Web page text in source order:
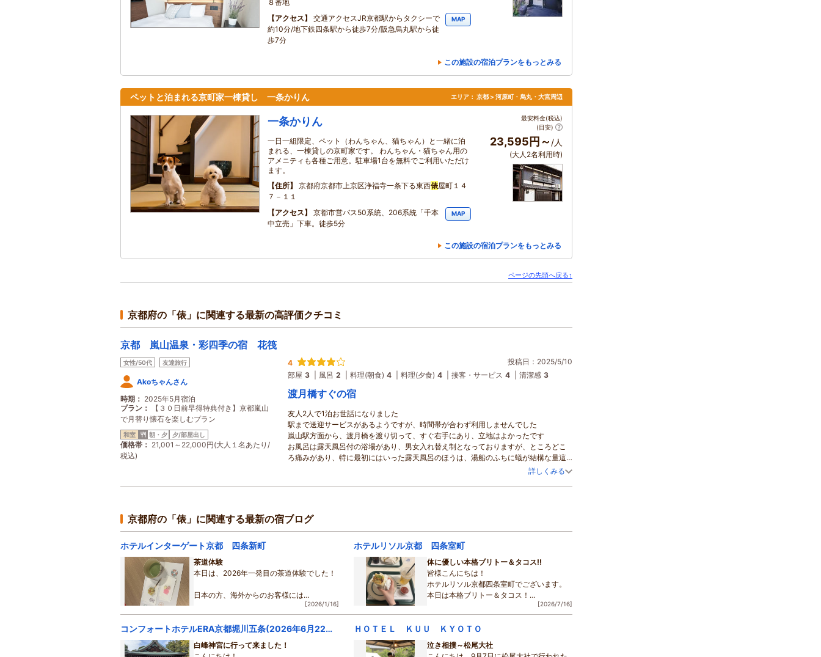
８番地
アクセス
交通アクセスJR京都駅からタクシーで
約10分/地下鉄四条駅から徒歩7分/阪急烏丸駅から徒
歩7分
MAP
この施設の宿泊プランをもっとみる
ペットと泊まれる京町家一棟貸し 一条かりん エリア： 京都 > 河原町・烏丸・大宮周辺
一条かりん
一日一組限定、ペット（わんちゃん、猫ちゃん）と一緒に泊
まれる、一棟貸しの京町家です。 わんちゃん・猫ちゃん用の
アメニティも各種ご用意。駐車場1台を無料でご利用いただけ
ます。
住所
京都府京都市上京区浄福寺一条下る東西俵屋町１４
７－１１
アクセス
京都市営バス50系統、206系統「千本
中立売」下車。徒歩5分
MAP
最安料金(税込)
(目安)
23,595円～ /人
(大人2名利用時)
この施設の宿泊プランをもっとみる
ページの先頭へ戻る↑
京都府の「俵」に関連する最新の高評価クチコミ
京都 嵐山温泉・彩四季の宿 花筏
女性/50代 友達旅行
Akoちゃんさん
時期
2025年5月宿泊
プラン
【３０日前早得特典付き】京都嵐山
で月替り懐石を楽しむプラン
和室 朝・夕 夕/部屋出し
価格帯
21,001～22,000円(大人１名あたり/
税込)
4
投稿日：2025/5/10
部屋 3 風呂 2 料理(朝食) 4 料理(夕食) 4 接客・サービス 4 清潔感 3
渡月橋すぐの宿
友人2人で1泊お世話になりました
駅まで送迎サービスがあるようですが、時間帯が合わず利用しませんでした
嵐山駅方面から、渡月橋を渡り切って、すぐ右手にあり、立地はよかったです
お風呂は露天風呂付の浴場があり、男女入れ替え制となっておりますが、ところどこ
ろ痛みがあり、特に最初にはいった露天風呂のほうは、湯船のふちに蟻が結構な量這
っていて、さすがにすぐ出てきてしまいました(笑)そのためちょっと評価を下げさせて
ただ、後から増築したためか、行くまでの道順が少々複雑でした
洗い場や脱衣所が狭いので、私たちは混雑してない日程で宿泊したので大丈夫でした
が、満室だと厳しいかもしれません
ウエルカムサービスに、お茶とわらび餅をいただいたのですが、そのわらび餅がトロ
っとしてとてもおいしく、聞けばすぐ隣の店舗で販売してるとの事で、お土産に購入
しました
食事は朝、夕とてもおいしく、完食しました
型のおにぎり（鮭、ヒジキのまぶしたもの）を用意してくれて、それもお
いしかったです
が、立地とサービスを考えると、料金はリーズナブルで総体的に満足できるお宿です
あと一つ、浴衣より作務衣だとよかったなと思いました
でも、浴衣はもう１着ずつ後から持ってきてくれたり、バスタオルも２枚ずつ用意さ
詳しくみる
京都府の「俵」に関連する最新の宿ブログ
ホテルインターゲート京都 四条新町
茶道体験
本日は、2026年一発目の茶道体験でした！
日本の方、海外からのお客様には
赤ちゃんもご一緒にお楽しみいただけとて
も嬉しいです☆
やはり自分で点てるお抹茶は格別で貴重な
体験ですね♪
[2026/1/16]
ホテルリソル京都 四条室町
体に優しい本格ブリトー＆タコス!!
皆様こんにちは！
ホテルリソル京都四条室町でございます。
本日は本格ブリトー＆タコス！
「SIESTA（シエスタ）」さんをご紹介しま
す
阪急 京都河原町駅11番出口から徒歩２分の
[2026/7/16]
コンフォートホテルERA京都堀川五条(2026年6月22日リニューアル)
白峰神宮に行って来ました！
ＨＯＴＥＬ ＫＵＵ ＫＹＯＴＯ
泣き相撲～松尾大社